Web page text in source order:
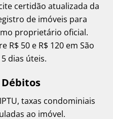
certidão atualizada da
de imóveis para
proprietário oficial.
R$ 50 e R$ 120 em São
dias úteis.
taxas condominiais
ao imóvel.